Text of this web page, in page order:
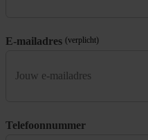
E-mailadres (verplicht)
Telefoonnummer